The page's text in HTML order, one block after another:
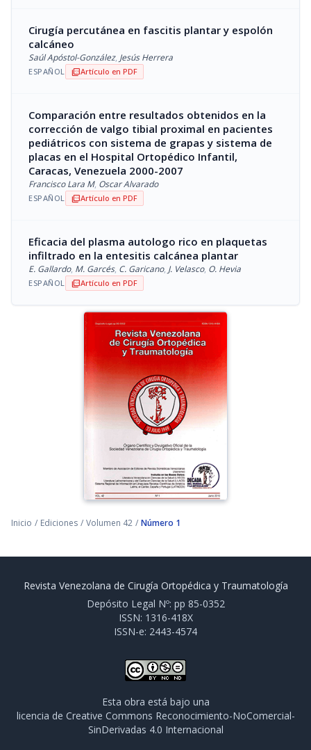
Cirugía percutánea en fascitis plantar y espolón
calcáneo
Saúl Apóstol-González, Jesús Herrera
ESPAÑOL picture_as_pdfArtículo en PDF
Comparación entre resultados obtenidos en la
corrección de valgo tibial proximal en pacientes
pediátricos con sistema de grapas y sistema de
placas en el Hospital Ortopédico Infantil,
Caracas, Venezuela 2000-2007
Francisco Lara M, Oscar Alvarado
ESPAÑOL picture_as_pdfArtículo en PDF
Eficacia del plasma autologo rico en plaquetas
infiltrado en la entesitis calcánea plantar
E. Gallardo, M. Garcés, C. Garicano, J. Velasco, O. Hevia
ESPAÑOL picture_as_pdfArtículo en PDF
Inicio / Ediciones / Volumen 42 / Número 1
Revista Venezolana de Cirugía Ortopédica y Traumatología
Depósito Legal Nº: pp 85-0352
ISSN: 1316-418X
ISSN-e: 2443-4574
Esta obra está bajo una
licencia de Creative Commons Reconocimiento-NoComercial-
SinDerivadas 4.0 Internacional